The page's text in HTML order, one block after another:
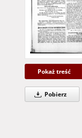
Pokaż treść
Pobierz